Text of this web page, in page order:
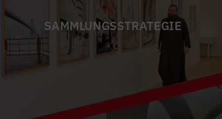
SAMMLUNGSSTRATEGIE